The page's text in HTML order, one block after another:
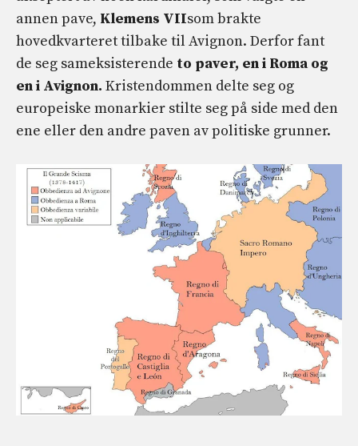
annen pave, Klemens VIIsom brakte
hovedkvarteret tilbake til Avignon. Derfor fant
de seg sameksisterende to paver, en i Roma og
en i Avignon. Kristendommen delte seg og
europeiske monarkier stilte seg på side med den
ene eller den andre paven av politiske grunner.